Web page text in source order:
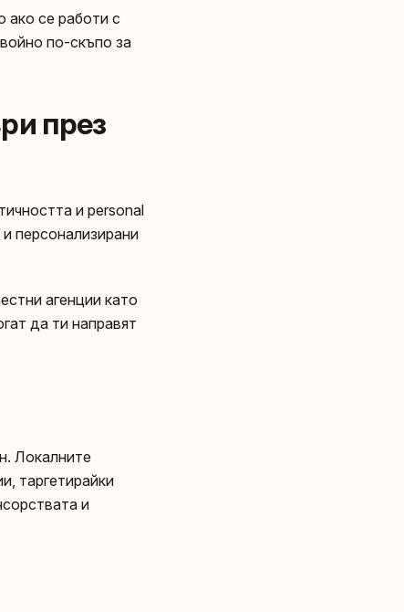
ако се работи с
по-скъпо за
през
и personal
персонализирани
агенции като
да ти направят
Локалните
таргетирайки
и